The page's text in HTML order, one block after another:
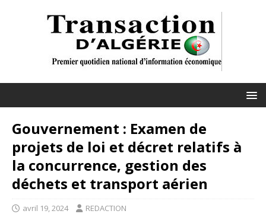
Gouvernement : Examen de
projets de loi et décret relatifs à
la concurrence, gestion des
déchets et transport aérien
avril 19, 2024 REDACTION